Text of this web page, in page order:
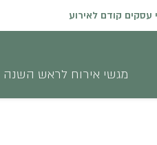
מגשי אירוח לראש השנה